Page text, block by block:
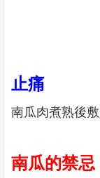
止痛
南瓜肉煮熟後
南瓜的禁忌